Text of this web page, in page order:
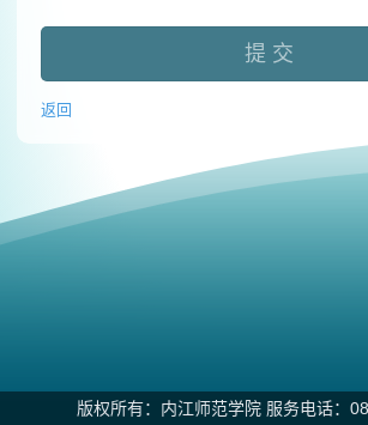
提 交
返回
版权所有：内江师范学院 服务电话：